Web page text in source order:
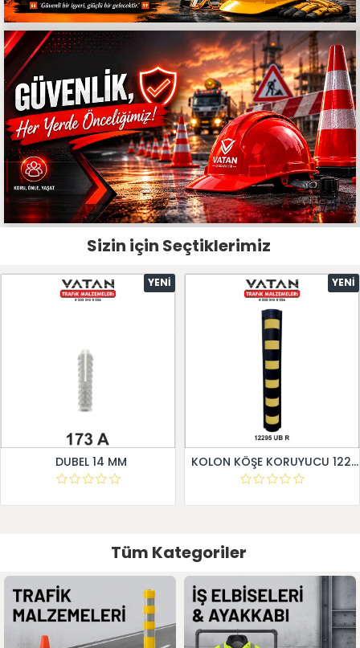
Sizin için Seçtiklerimiz
YENI
DUBEL 14 MM
YENI
KOLON KÖŞE KORUYUCU 12295 UB R
Tüm Kategoriler